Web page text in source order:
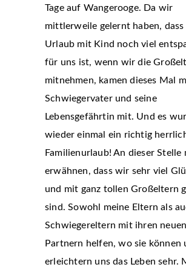
Tage auf Wangerooge. Da wir
mittlerweile gelernt haben, dass
Urlaub mit Kind noch viel
für uns ist, wenn wir die
mitnehmen, kamen dieses Mal
Schwiegervater und seine
Lebensgefährtin mit. Und es
wieder einmal ein richtig
Familienurlaub! An dieser Stelle
erwähnen, dass wir sehr viel
und mit ganz tollen Großeltern
sind. Sowohl meine Eltern als
Schwiegereltern mit ihren neuen
Partnern helfen, wo sie können
erleichtern uns das Leben sehr.